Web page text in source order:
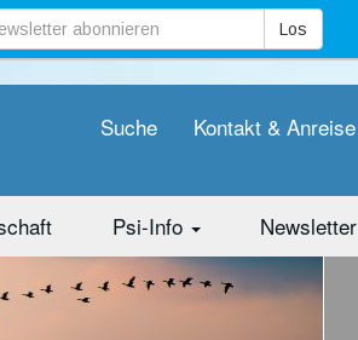
Suche Kontakt & Anreise
Psi-Info Newsletter